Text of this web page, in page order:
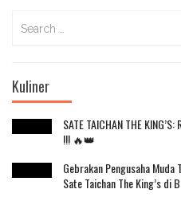
for:
Kuliner
SATE TAICHAN THE
!!! 🔥👑
Gebrakan Pengusaha Muda
Sate Taichan The King’s di